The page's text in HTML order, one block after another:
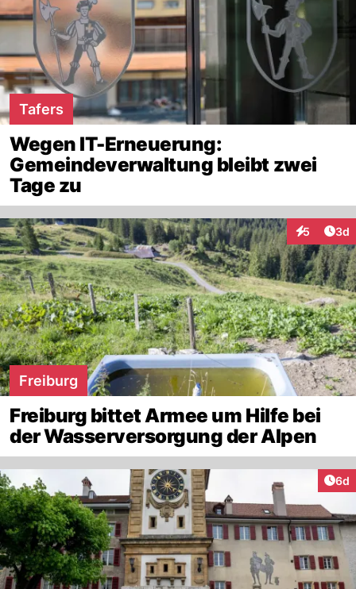
Tafers
Wegen IT-Erneuerung:
Gemeindeverwaltung bleibt zwei
Tage zu
5 3d
Freiburg
Freiburg bittet Armee um Hilfe bei
der Wasserversorgung der Alpen
6d